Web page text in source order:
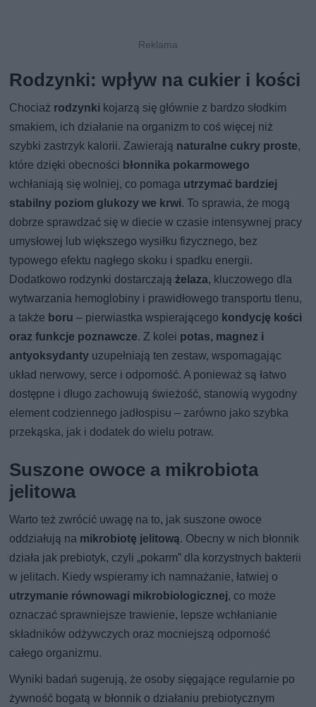
Rodzynki: wpływ na cukier i kości
Chociaż rodzynki kojarzą się głównie z bardzo słodkim
smakiem, ich działanie na organizm to coś więcej niż
szybki zastrzyk kalorii. Zawierają naturalne cukry proste,
które dzięki obecności błonnika pokarmowego
wchłaniają się wolniej, co pomaga utrzymać bardziej
stabilny poziom glukozy we krwi. To sprawia, że mogą
dobrze sprawdzać się w diecie w czasie intensywnej pracy
umysłowej lub większego wysiłku fizycznego, bez
typowego efektu nagłego skoku i spadku energii.
Dodatkowo rodzynki dostarczajążelaza, kluczowego dla
wytwarzania hemoglobiny i prawidłowego transportu tlenu,
a także boru – pierwiastka wspierającego kondycję kości
oraz funkcje poznawcze. Z kolei potas, magnez i
antyoksydanty uzupełniają ten zestaw, wspomagając
układ nerwowy, serce i odporność. A ponieważ są łatwo
dostępne i długo zachowują świeżość, stanowią wygodny
element codziennego jadłospisu – zarówno jako szybka
przekąska, jak i dodatek do wielu potraw.
Suszone owoce a mikrobiota
jelitowa
Warto też zwrócić uwagę na to, jak suszone owoce
oddziałują na mikrobiotę jelitową. Obecny w nich błonnik
działa jak prebiotyk, czyli „pokarm” dla korzystnych bakterii
w jelitach. Kiedy wspieramy ich namnażanie, łatwiej o
utrzymanie równowagi mikrobiologicznej, co może
oznaczać sprawniejsze trawienie, lepsze wchłanianie
składników odżywczych oraz mocniejszą odporność
całego organizmu.
Wyniki badań sugerują, że osoby sięgające regularnie po
żywność bogatą w błonnik o działaniu prebiotycznym